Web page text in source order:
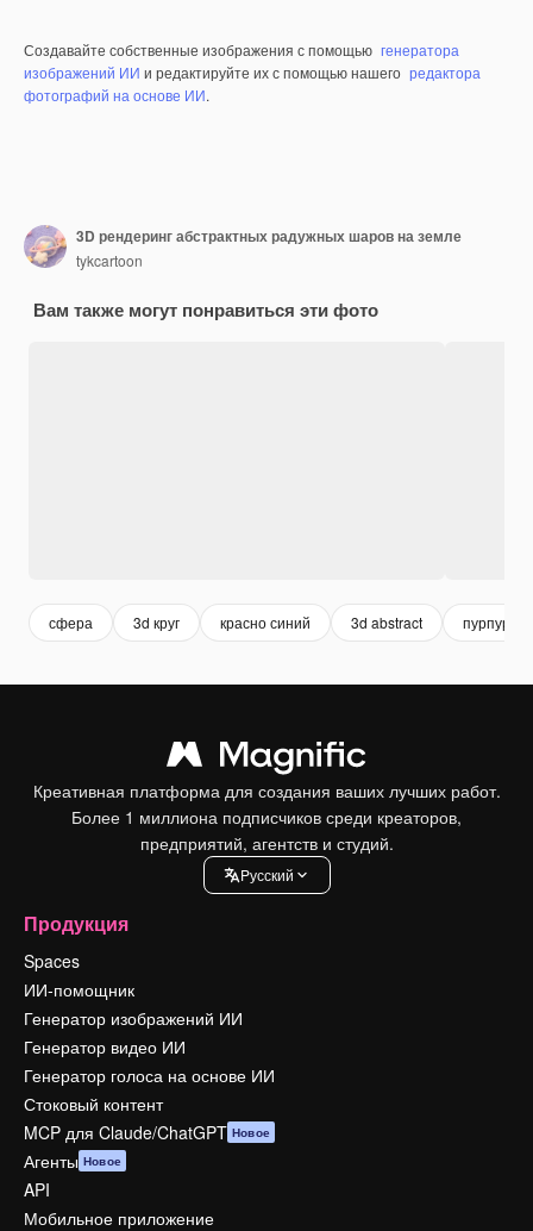
Создавайте собственные изображения с помощью генератора
изображений ИИ и редактируйте их с помощью нашего редактора
фотографий на основе ИИ.
3D рендеринг абстрактных радужных шаров на земле
tykcartoon
Вам также могут понравиться эти фото
сфера 3d круг красно синий 3d abstract
Креативная платформа для создания ваших лучших работ.
Более 1 миллиона подписчиков среди креаторов,
предприятий, агентств и студий.
Pусский
Продукция
Spaces
ИИ-помощник
Генератор изображений ИИ
Генератор видео ИИ
Генератор голоса на основе ИИ
Стоковый контент
MCP для Claude/ChatGPT Новое
Агенты Новое
API
Мобильное приложение